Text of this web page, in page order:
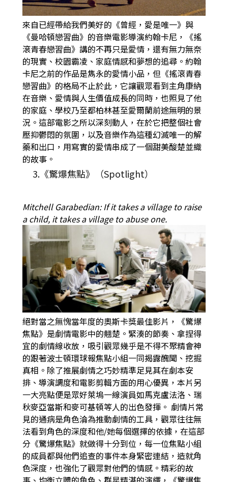
來自已經帶給我們美好的《曾經，愛是唯一》與
《曼哈頓戀習曲》的音樂電影導演約翰卡尼，《搖
滾青春戀習曲》講的不再只是愛情，還有無力無奈
的現實、校園霸凌、家庭情感和夢想的追尋。約翰
卡尼之前的作品是雋永的愛情小品，但《搖滾青春
戀習曲》的格局不止於此，它讓觀眾看到主角康納
在音樂、愛情與人生價值成長的同時，也照見了他
的家庭、學校乃至都柏林甚至愛爾蘭前途無明的景
況。這部電影之所以深刻動人，在於它把整個社會
壓抑鬱悶的氛圍，以及音樂作為這種幻滅唯一的解
藥和出口，用寫實的愛情串成了一個甜美酸楚並織
的故事。
3.《驚爆焦點》（Spotlight）
Mitchell Garabedian: If it takes a village to raise
a child, it takes a village to abuse one.
絕對當之無愧當年度的奧斯卡獎最佳影片，《驚爆
焦點》是劇情電影中的翹楚。緊湊的節奏、拿捏得
宜的劇情線收放，吸引觀眾幾乎是不得不聚精會神
的跟著波士頓環球報焦點小組一同揭露醜聞、挖掘
真相。除了推展劇情之巧妙精準足見其在劇本安
排、導演調度和電影剪輯方面的用心優異，本片另
一大亮點便是眾好萊塢一線演員如馬克盧法洛、瑞
秋麥亞當斯和麥可基頓等人的出色發揮。 劇情片常
見的通病是角色淪為推動劇情的工具，觀眾往往無
法看到角色的深度和他/她每個選擇的依據，在這部
分《驚爆焦點》就做得十分到位，每一位焦點小組
的成員都與他們追查的事件本身緊密連結，造就角
色深度，也強化了觀眾對他們的情感。精彩的故